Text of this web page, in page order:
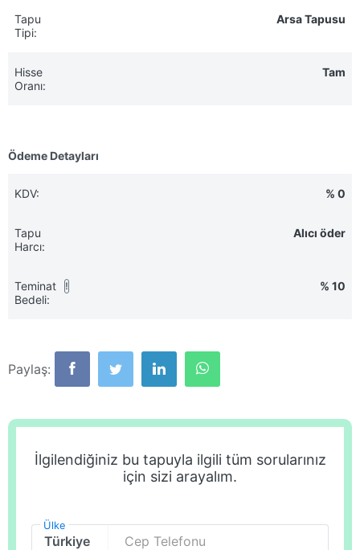
Tapu
Tipi:
Arsa Tapusu
Hisse
Oranı:
Tam
Ödeme Detayları
KDV: % 0
Tapu
Harcı:
Alıcı öder
Teminat
Bedeli:
! % 10
Paylaş:
İlgilendiğiniz bu tapuyla ilgili tüm sorularınız
için sizi arayalım.
Ülke
Cep Telefonu